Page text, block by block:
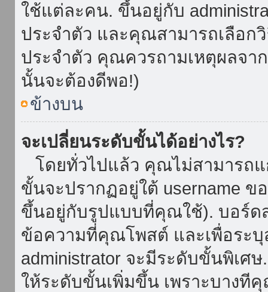
ใช้แต่ละคน. ขึ้นอยู่กับ
ประจำตัว และคุณสามารถเลือก
ประจำตัว คุณควรถามเหตุผลจา
นั้นจะต้องดีพอ!)
ข้างบน
จะเปลี่ยนระดับขั้นได้อย่างไร?
โดยทั่วไปแล้ว คุณไม่สามารถ
ขั้นจะปรากฏอยู่ใต้ username
ขึ้นอยู่กับรูปแบบที่คุณใช้). บอร์ด
ข้อความที่คุณโพสต์ และเพื่อระบุ
administrator จะมีระดับขั้นพิเศ
ให้ระดับขั้นเพิ่มขึ้น เพราะบางที